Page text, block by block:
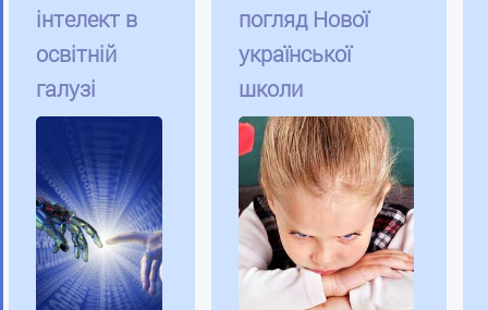
інтелект в
освітній
галузі
погляд Нової
української
школи